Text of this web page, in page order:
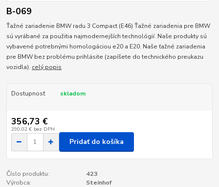
B-069
Ťažné zariadenie BMW radu 3 Compact (E46) Ťažné zariadenia pre BMW
sú vyrábané za použitia najmodernejších technológií. Naše produkty sú
vybavené potrebnými homologáciou e20 a E20. Naše ťažné zariadenia
pre BMW bez problému prihlásite (zapíšete do technického preukazu
vozidla). celý popis
Dostupnosť skladom
356,73 €
290,02 € bez DPH
Pridať do košíka
Číslo produktu:
423
Výrobca:
Steinhof